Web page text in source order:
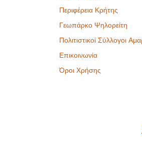
Περιφέρεια Κρήτης
Γεωπάρκο Ψηλορείτη
Πολιτιστικοί Σύλλογοι
Επικοινωνία
Όροι Χρήσης